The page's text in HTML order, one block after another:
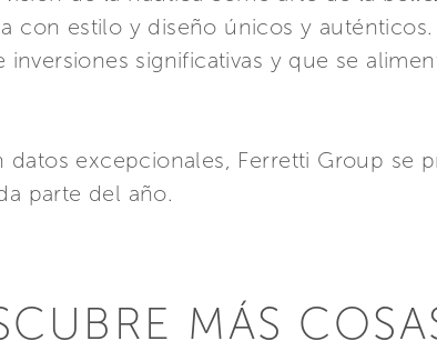
con estilo y diseño únicos y
significativas y que se
excepcionales, Ferretti Group se
parte del año.
MÁS